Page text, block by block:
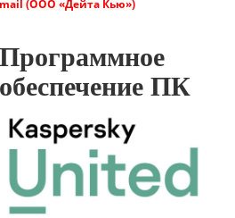
mail (ООО «Дейта Кью»)
Программное
обеспечение ПК